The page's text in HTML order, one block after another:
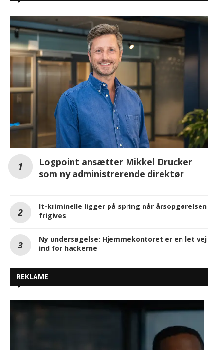
Logpoint ansætter Mikkel Drucker
som ny administrerende direktør
It-kriminelle ligger på spring når årsopgørelsen
frigives
Ny undersøgelse: Hjemmekontoret er en let vej
ind for hackerne
REKLAME